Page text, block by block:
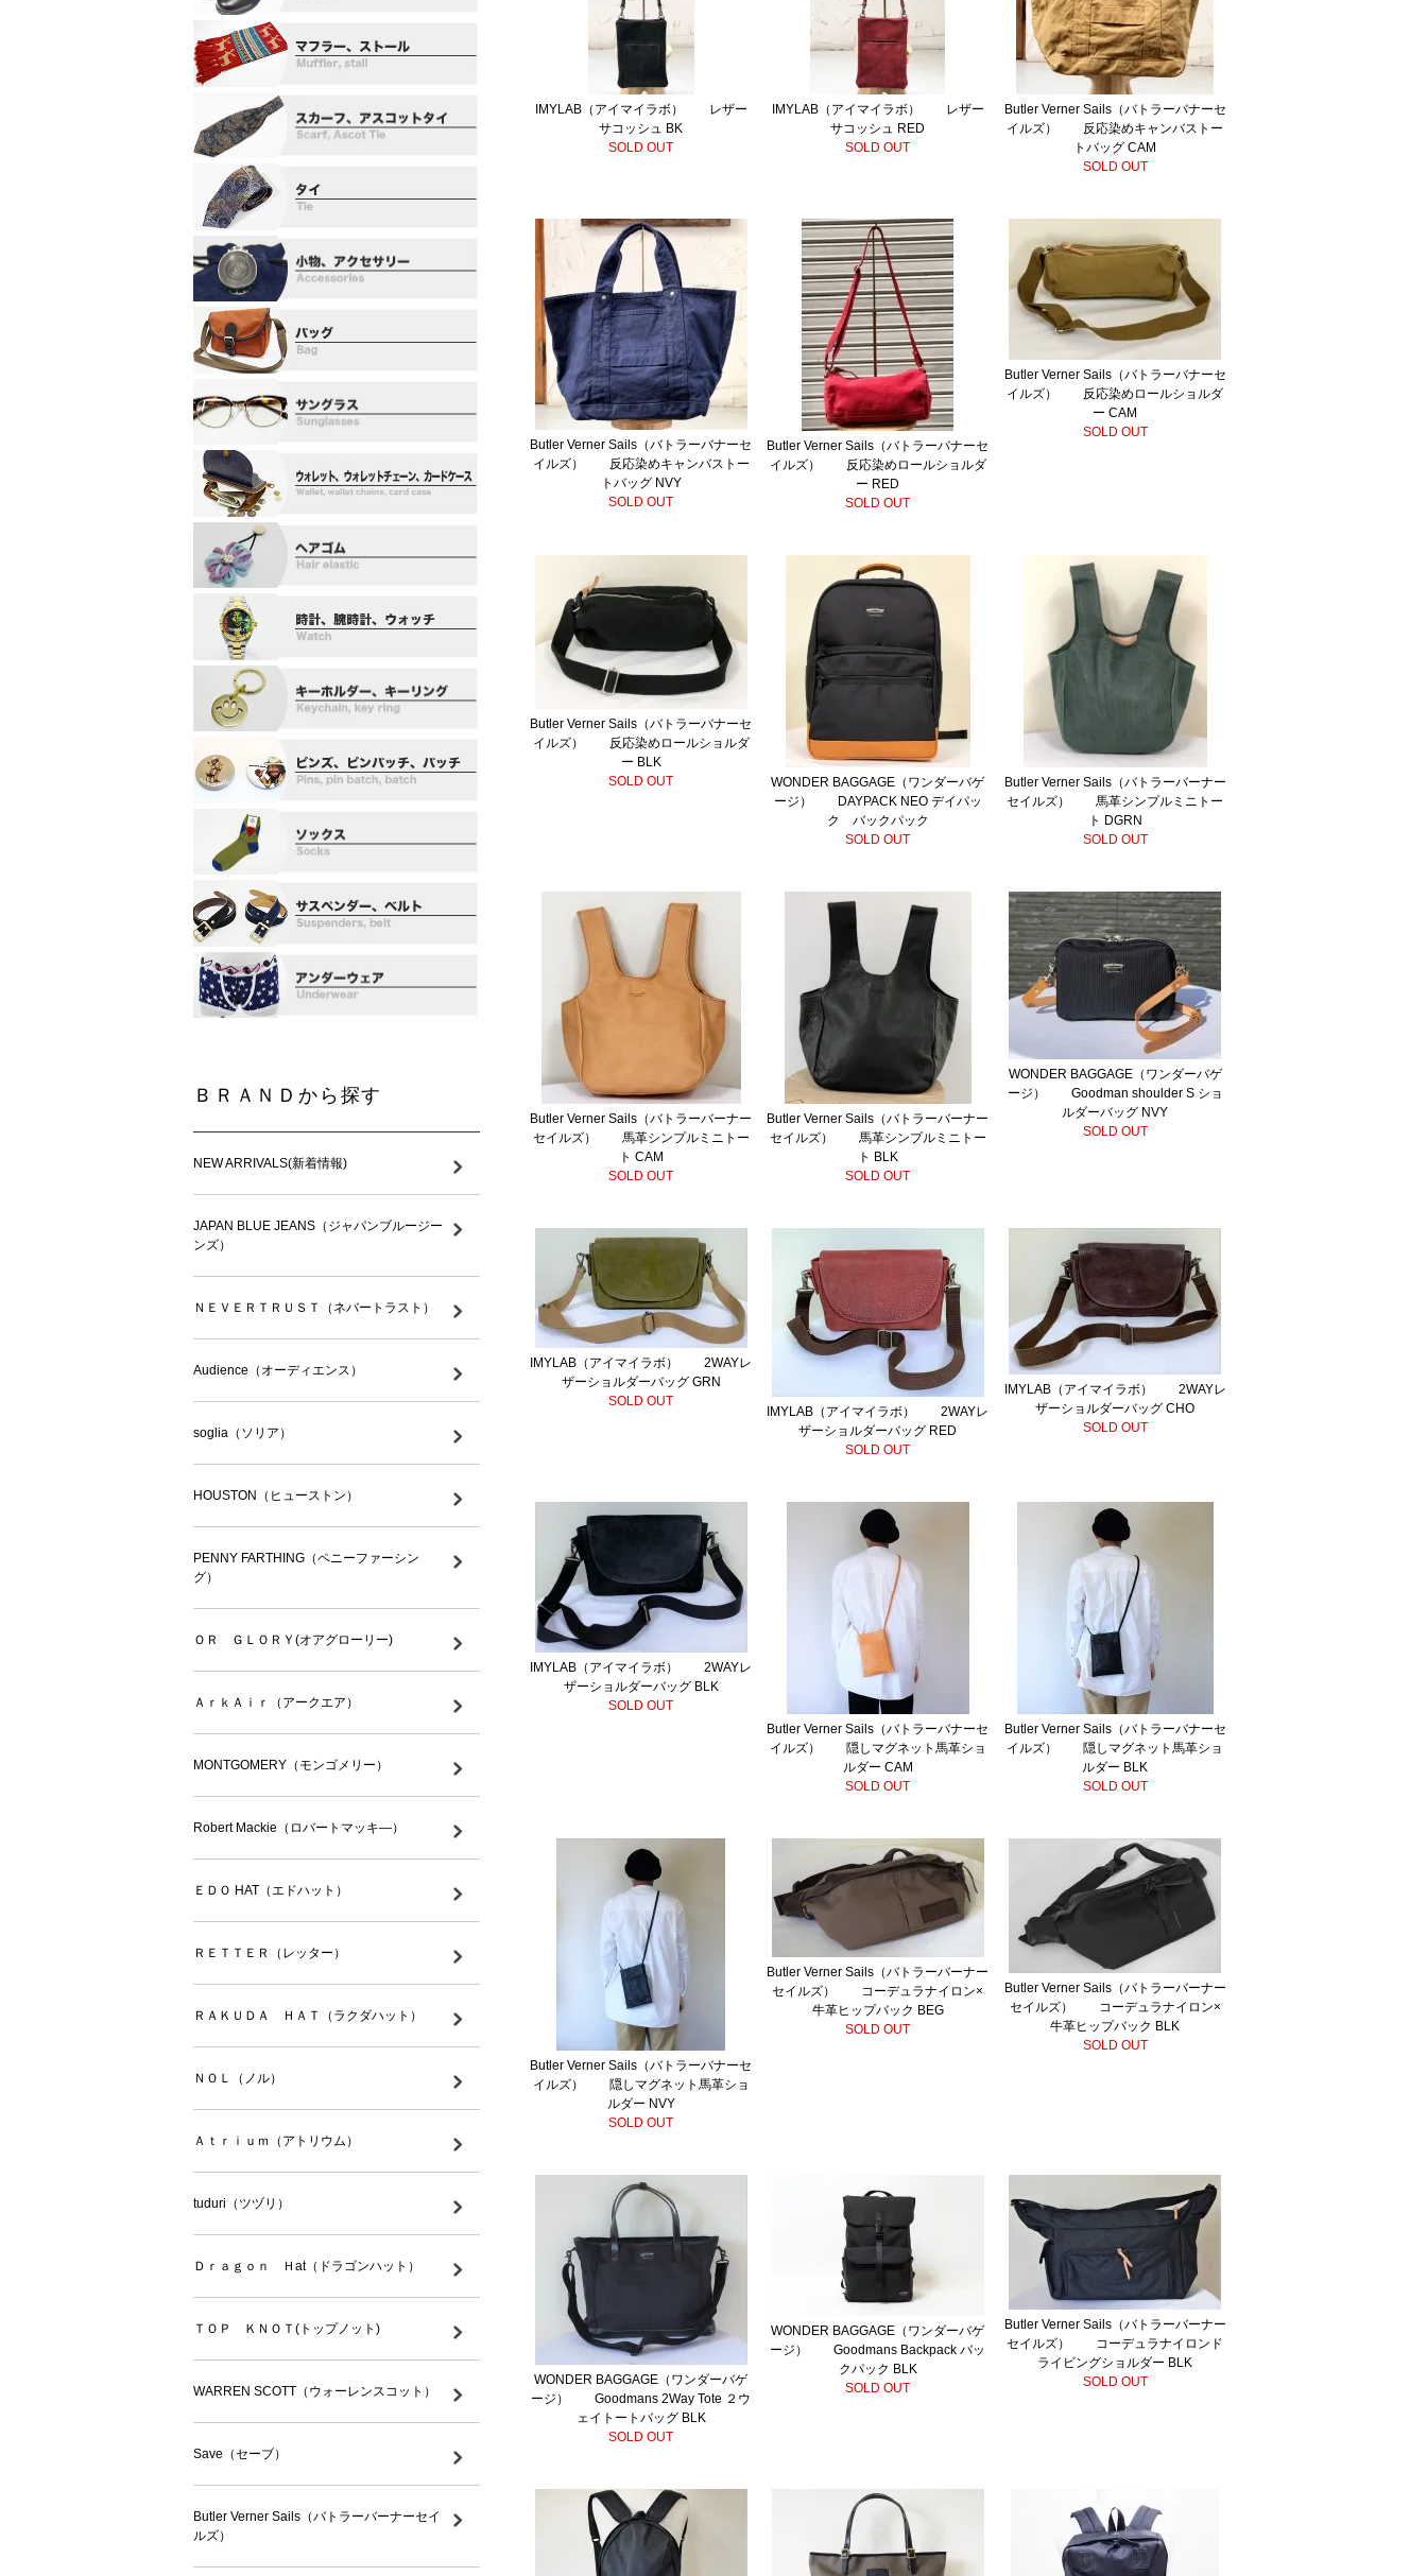
IMYLAB（アイマイラボ） レザー
サコッシュ BK
SOLD OUT
IMYLAB（アイマイラボ） レザー
サコッシュ RED
SOLD OUT
Butler Verner Sails（バトラーバナーセ
イルズ） 反応染めキャンバストー
トバッグ CAM
SOLD OUT
Butler Verner Sails（バトラーバナーセ
イルズ） 反応染めキャンバストー
トバッグ NVY
SOLD OUT
Butler Verner Sails（バトラーバナーセ
イルズ） 反応染めロールショルダ
ー RED
SOLD OUT
Butler Verner Sails（バトラーバナーセ
イルズ） 反応染めロールショルダ
ー CAM
SOLD OUT
Butler Verner Sails（バトラーバナーセ
イルズ） 反応染めロールショルダ
ー BLK
SOLD OUT
WONDER BAGGAGE（ワンダーバゲ
ージ） DAYPACK NEO デイパッ
ク バックパック
SOLD OUT
Butler Verner Sails（バトラーバーナー
セイルズ） 馬革シンプルミニトー
ト DGRN
SOLD OUT
Butler Verner Sails（バトラーバーナー
セイルズ） 馬革シンプルミニトー
ト CAM
SOLD OUT
Butler Verner Sails（バトラーバーナー
セイルズ） 馬革シンプルミニトー
ト BLK
SOLD OUT
WONDER BAGGAGE（ワンダーバゲ
ージ） Goodman shoulder S ショ
ルダーバッグ NVY
SOLD OUT
IMYLAB（アイマイラボ） 2WAYレ
ザーショルダーバッグ GRN
SOLD OUT
IMYLAB（アイマイラボ） 2WAYレ
ザーショルダーバッグ RED
SOLD OUT
IMYLAB（アイマイラボ） 2WAYレ
ザーショルダーバッグ CHO
SOLD OUT
IMYLAB（アイマイラボ） 2WAYレ
ザーショルダーバッグ BLK
SOLD OUT
Butler Verner Sails（バトラーバナーセ
イルズ） 隠しマグネット馬革ショ
ルダー CAM
SOLD OUT
Butler Verner Sails（バトラーバナーセ
イルズ） 隠しマグネット馬革ショ
ルダー BLK
SOLD OUT
Butler Verner Sails（バトラーバナーセ
イルズ） 隠しマグネット馬革ショ
ルダー NVY
SOLD OUT
Butler Verner Sails（バトラーバーナー
セイルズ） コーデュラナイロン×
牛革ヒップバック BEG
SOLD OUT
Butler Verner Sails（バトラーバーナー
セイルズ） コーデュラナイロン×
牛革ヒップバック BLK
SOLD OUT
WONDER BAGGAGE（ワンダーバゲ
ージ） Goodmans 2Way Tote ２ウ
ェイトートバッグ BLK
SOLD OUT
WONDER BAGGAGE（ワンダーバゲ
ージ） Goodmans Backpack バッ
クパック BLK
SOLD OUT
Butler Verner Sails（バトラーバーナー
セイルズ） コーデュラナイロンド
ライビングショルダー BLK
SOLD OUT
ＢＲＡＮＤから探す
NEW ARRIVALS(新着情報)
JAPAN BLUE JEANS（ジャパンブルージー
ンズ）
ＮＥＶＥＲＴＲＵＳＴ（ネバートラスト）
Audience（オーディエンス）
soglia（ソリア）
HOUSTON（ヒューストン）
PENNY FARTHING（ペニーファーシン
グ）
ＯＲ ＧＬＯＲＹ(オアグローリー)
ＡｒｋＡｉｒ（アークエア）
MONTGOMERY（モンゴメリー）
Robert Mackie（ロバートマッキ―）
ＥＤＯ HAT（エドハット）
ＲＥＴＴＥＲ（レッター）
ＲＡＫＵＤＡ ＨＡＴ（ラクダハット）
ＮＯＬ（ノル）
Ａｔｒｉｕｍ（アトリウム）
tuduri（ツヅリ）
Ｄｒａｇｏｎ Ｈat（ドラゴンハット）
ＴＯＰ ＫＮＯＴ(トップノット)
WARREN SCOTT（ウォーレンスコット）
Save（セーブ）
Butler Verner Sails（バトラーバーナーセイ
ルズ）